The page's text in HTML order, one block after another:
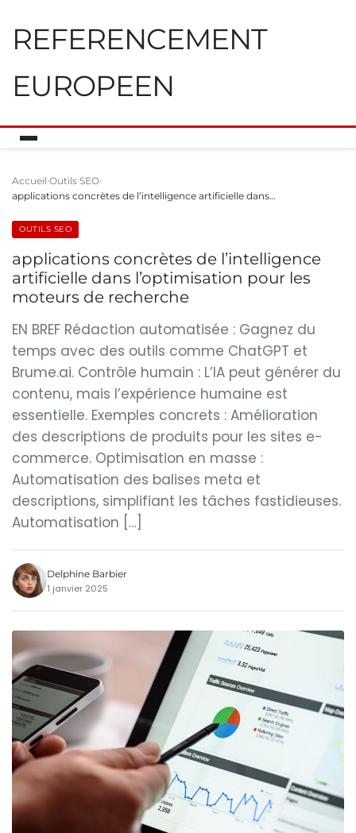
REFERENCEMENT
EUROPEEN
Accueil Outils SEO
applications concrètes de l’intelligence artificielle dans…
OUTILS SEO
applications concrètes de l’intelligence
artificielle dans l’optimisation pour les
moteurs de recherche
EN BREF Rédaction automatisée : Gagnez du
temps avec des outils comme ChatGPT et
Brume.ai. Contrôle humain : L’IA peut générer du
contenu, mais l’expérience humaine est
essentielle. Exemples concrets : Amélioration
des descriptions de produits pour les sites e-
commerce. Optimisation en masse :
Automatisation des balises meta et
descriptions, simplifiant les tâches fastidieuses.
Automatisation […]
Delphine Barbier
1 janvier 2025